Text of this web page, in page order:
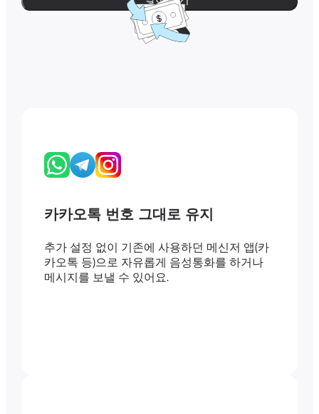
카카오톡 번호 그대로 유지
추가 설정 없이 기존에 사용하던 메신저 앱(카
카오톡 등)으로 자유롭게 음성통화를 하거나
메시지를 보낼 수 있어요.